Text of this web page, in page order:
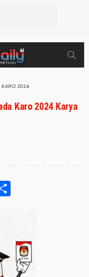
KARO 2024
Karo 2024 Karya